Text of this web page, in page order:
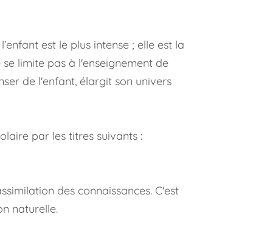
est le plus intense ; elle est la
limite pas à l'enseignement de
de l'enfant, élargit son univers
par les titres suivants :
des connaissances. C'est
naturelle.